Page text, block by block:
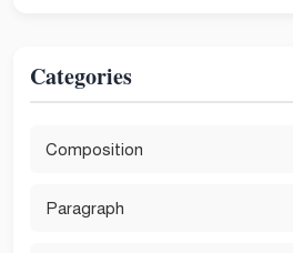
Categories
Composition
Paragraph